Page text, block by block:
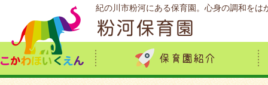
紀の川市粉河にある保育園。心身の調和を